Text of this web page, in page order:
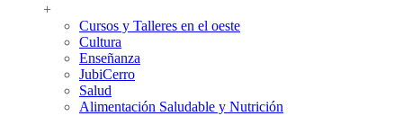
+
Cursos y Talleres en el oeste
Cultura
Enseñanza
JubiCerro
Salud
Alimentación Saludable y Nutrición